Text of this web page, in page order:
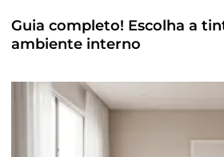
Guia completo! Escolha a
ambiente interno